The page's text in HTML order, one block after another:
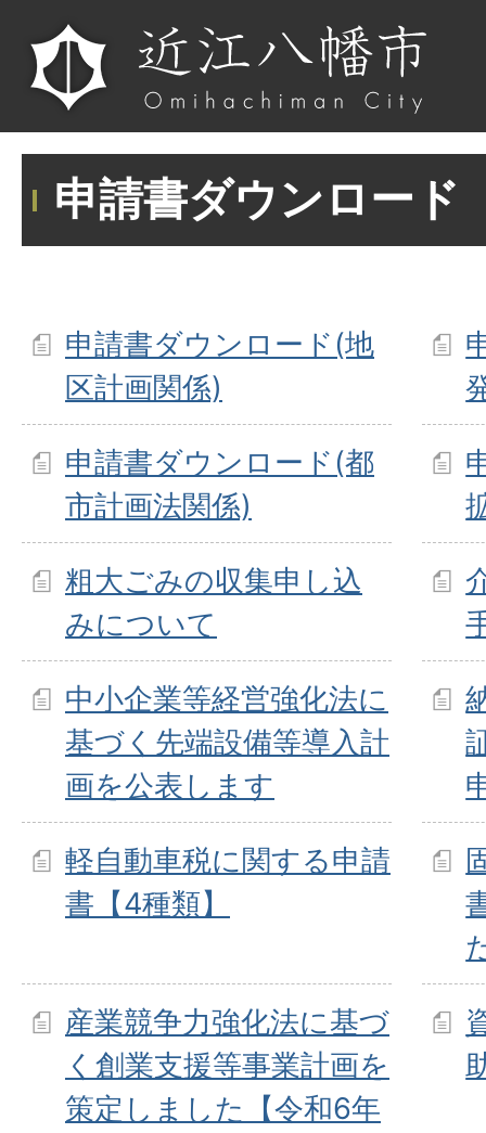
申請書ダウンロード
申請書ダウンロード(地
区計画関係)
申請書ダウンロード(都
市計画法関係)
粗大ごみの収集申し込
みについて
中小企業等経営強化法に
基づく先端設備等導入計
画を公表します
軽自動車税に関する申請
書【4種類】
産業競争力強化法に基づ
く創業支援等事業計画を
策定しました【令和6年